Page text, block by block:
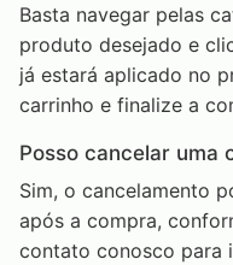
Basta navegar pelas
produto desejado e
já estará aplicado no
carrinho e finalize a
Posso cancelar uma
Sim, o cancelamento
após a compra,
contato conosco para